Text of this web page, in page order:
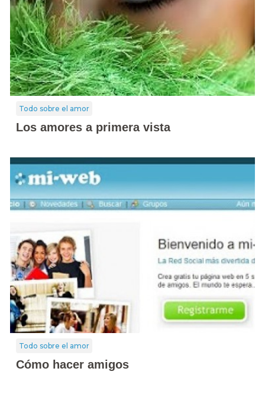
Todo sobre el amor
Los amores a primera vista
Todo sobre el amor
Cómo hacer amigos